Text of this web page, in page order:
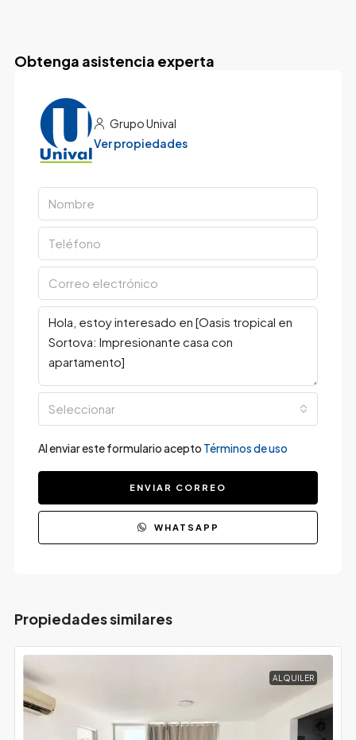
Obtenga asistencia experta
Grupo Unival
Ver propiedades
Seleccionar
Al enviar este formulario acepto Términos de uso
ENVIAR CORREO
WHATSAPP
Propiedades similares
ALQUILER